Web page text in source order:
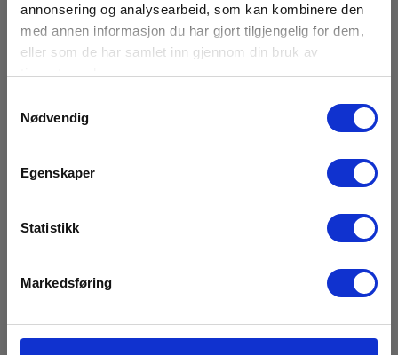
annonsering og analysearbeid, som kan kombinere den
med annen informasjon du har gjort tilgjengelig for dem,
eller som de har samlet inn gjennom din bruk av
tjenestene deres.
Nødvendig
Egenskaper
Statistikk
Markedsføring
EAN 3831063440499
Snart på sentrallager
1 095,00 NOK Ekskl. mva
Les mer